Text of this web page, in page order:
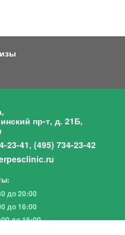
пр-т, д. 21Б,
23-41,(495)734-23-42
до 20:00
до 16:00
до 16:00